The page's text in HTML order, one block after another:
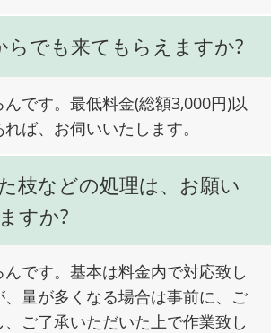
らでも来てもらえますか?
んです。最低料金(総額3,000円)以
れば、お伺いいたします。
枝などの処理は、お願い
すか?
んです。基本は料金内で対応致し
、量が多くなる場合は事前に、ご
、ご了承いただいた上で作業致し